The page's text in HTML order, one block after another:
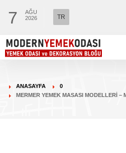
7
AĞU
2026
TR
ANASAYFA
0
MERMER YEMEK MASASI MODELLERI –